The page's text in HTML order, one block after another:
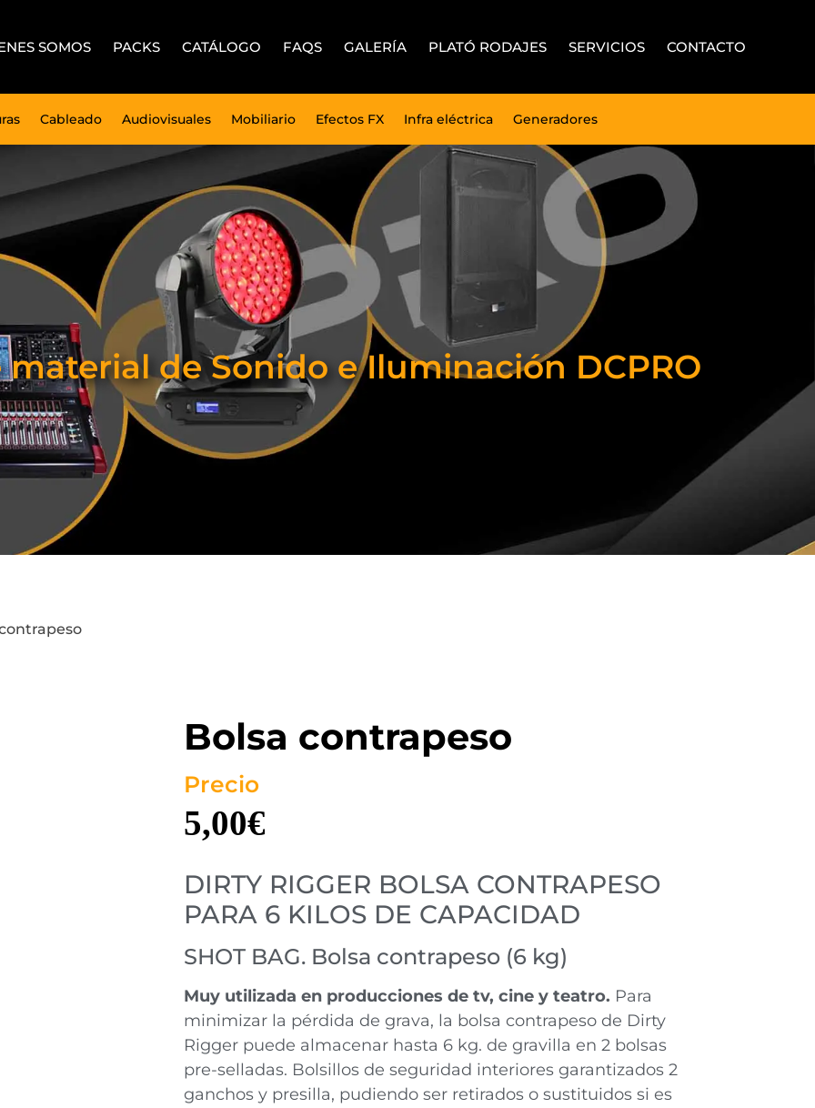
SOMOS PACKS CATÁLOGO FAQS GALERÍA PLATÓ RODAJES SERVICIOS CONTACTO
Cableado Audiovisuales Mobiliario Efectos FX Infra eléctrica Generadores
de Sonido e Iluminación DCPRO
Bolsa contrapeso
Precio
5,00€
DIRTY RIGGER BOLSA CONTRAPESO
PARA 6 KILOS DE CAPACIDAD
SHOT BAG. Bolsa contrapeso (6 kg)
Muy utilizada en producciones de tv, cine y teatro. Para
minimizar la pérdida de grava, la bolsa contrapeso de Dirty
Rigger puede almacenar hasta 6 kg. de gravilla en 2 bolsas
pre-selladas. Bolsillos de seguridad interiores garantizados 2
ganchos y presilla, pudiendo ser retirados o sustituidos si es